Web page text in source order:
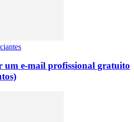
um e-mail profissional gratuito